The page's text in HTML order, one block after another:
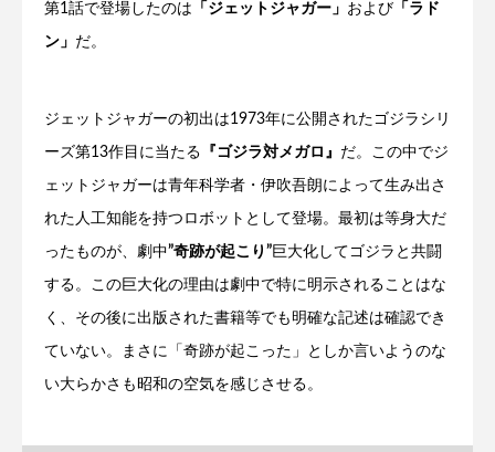
第1話で登場したのは 「ジェットジャガー」 および 「ラド
ン」 だ。
ジェットジャガーの初出は1973年に公開されたゴジラシリ
ーズ第13作目に当たる 『ゴジラ対メガロ』 だ。この中でジ
ェットジャガーは青年科学者・伊吹吾朗によって生み出さ
れた人工知能を持つロボットとして登場。最初は等身大だ
ったものが、劇中”奇跡が起こり”巨大化してゴジラと共闘
する。この巨大化の理由は劇中で特に明示されることはな
く、その後に出版された書籍等でも明確な記述は確認でき
ていない。まさに「奇跡が起こった」としか言いようのな
い大らかさも昭和の空気を感じさせる。